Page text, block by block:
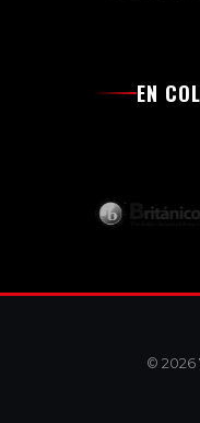
EN
© 2026